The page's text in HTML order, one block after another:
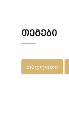
თეგები
თაღლითი